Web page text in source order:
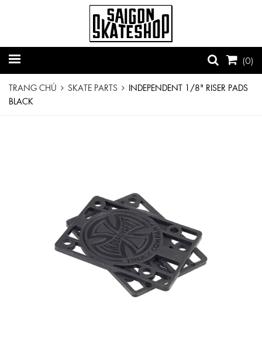
(0)
TRANG CHỦ SKATE PARTS
INDEPENDENT 1/8" RISER PADS
BLACK